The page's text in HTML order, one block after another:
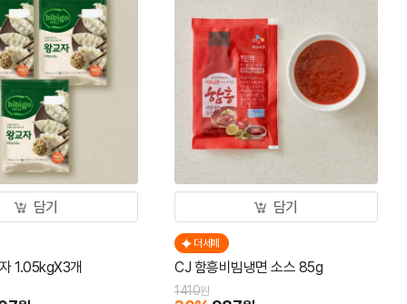
담기
1.05kgX3개
담기
더세페
CJ 함흥비빔냉면 소스 85g
1410원